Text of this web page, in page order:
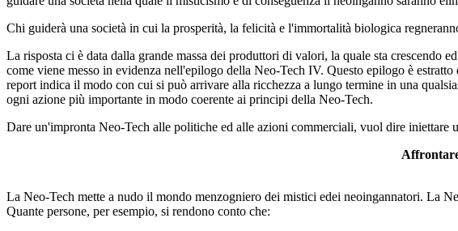
Chi guiderà una società in cui la prosperità, la felicità e l'immortalità biologica
La risposta ci è data dalla grande massa dei produttori di valori, la quale sta crescendo
come viene messo in evidenza nell'epilogo della Neo-Tech IV. Questo epilogo è
report indica il modo con cui si può arrivare alla ricchezza a lungo termine in una
ogni azione più importante in modo coerente ai principi della Neo-Tech.
Dare un'impronta Neo-Tech alle politiche ed alle azioni commerciali, vuol dire iniettare
La Neo-Tech mette a nudo il mondo menzogniero dei mistici edei neoingannatori. La
Quante persone, per esempio, si rendono conto che: